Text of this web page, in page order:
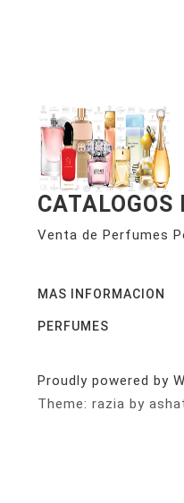
CATALOGOS
Venta de Perfumes
MAS INFORMACION
PERFUMES
Proudly powered by
Theme: razia by